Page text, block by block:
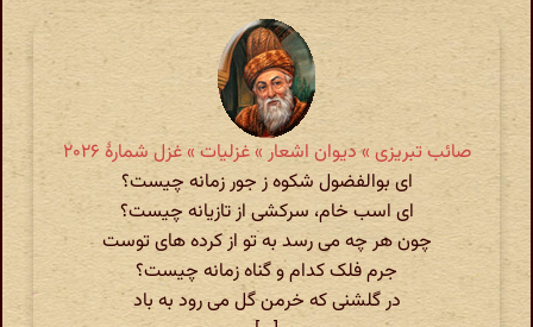
صائب تبریزی » دیوان اشعار » غزلیات » غزل شمارهٔ ۲۰۲۶
ای بوالفضول شکوه ز جور زمانه چیست؟
ای اسب خام، سرکشی از تازیانه چیست؟
چون هر چه می رسد به تو از کرده های توست
جرم فلک کدام و گناه زمانه چیست؟
در گلشنی که خرمن گل می رود به باد